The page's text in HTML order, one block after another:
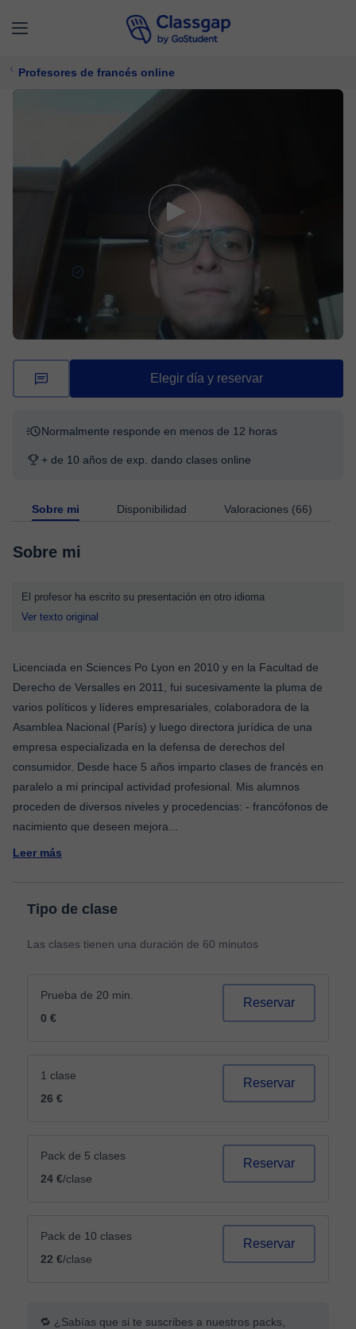
Profesores de francés online
788 clases
Ofrece prueba gratuita
Elegir día y reservar
Normalmente responde en menos de 12 horas
+ de 10 años de exp. dando clases online
Sobre mi Disponibilidad Valoraciones (66)
Sobre mi
El profesor ha escrito su presentación en otro idioma
Ver texto original
Licenciada en Sciences Po Lyon en 2010 y en la Facultad de
Derecho de Versalles en 2011, fui sucesivamente la pluma de
varios políticos y líderes empresariales, colaboradora de la
Asamblea Nacional (París) y luego directora jurídica de una
empresa especializada en la defensa de derechos del
consumidor. Desde hace 5 años imparto clases de francés en
paralelo a mi principal actividad profesional. Mis alumnos
proceden de diversos niveles y procedencias: - francófonos de
nacimiento que deseen mejora
Leer más
Tipo de clase
Las clases tienen una duración de 60 minutos
Prueba de 20 min.
0 €
Reservar
1 clase
26 €
Reservar
Pack de 5 clases
24 €/clase
Reservar
Pack de 10 clases
22 €/clase
Reservar
🔁 ¿Sabías que si te suscribes a nuestros packs,